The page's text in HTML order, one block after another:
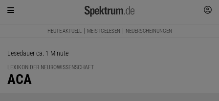
HEUTE AKTUELL MEISTGELESEN NEUERSCHEINUNGEN
Lesedauer ca. 1 Minute
LEXIKON DER NEUROWISSENSCHAFT
:
ACA